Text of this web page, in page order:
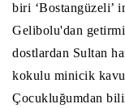
biri ‘Bostangüzeli’
Gelibolu'dan
dostlardan Sultan
kokulu minicik
Çocukluğumdan